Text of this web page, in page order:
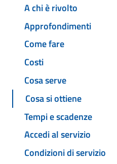
A chi è rivolto
Approfondimenti
Come fare
Costi
Cosa serve
Cosa si ottiene
Tempi e scadenze
Accedi al servizio
Condizioni di servizio